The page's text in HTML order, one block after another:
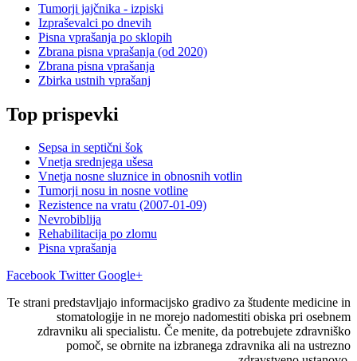
Tumorji jajčnika - izpiski
Izpraševalci po dnevih
Pisna vprašanja po sklopih
Zbrana pisna vprašanja (od 2020)
Zbrana pisna vprašanja
Zbirka ustnih vprašanj
Top prispevki
Sepsa in septični šok
Vnetja srednjega ušesa
Vnetja nosne sluznice in obnosnih votlin
Tumorji nosu in nosne votline
Rezistence na vratu (2007-01-09)
Nevrobiblija
Rehabilitacija po zlomu
Pisna vprašanja
Facebook Twitter Google+
Te strani predstavljajo informacijsko gradivo za študente medicine in
stomatologije in ne morejo nadomestiti obiska pri osebnem
zdravniku ali specialistu. Če menite, da potrebujete zdravniško
pomoč, se obrnite na izbranega zdravnika ali na ustrezno